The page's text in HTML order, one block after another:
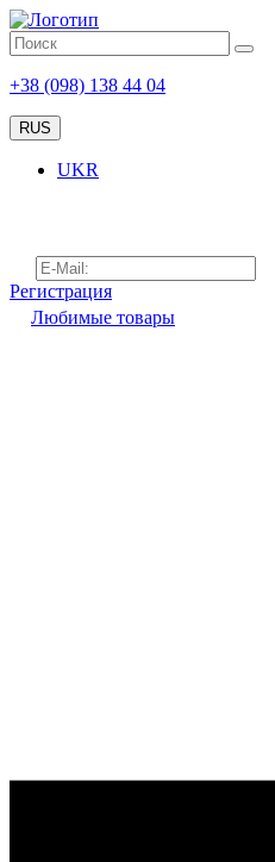
+38 (098) 138 44 04
RUS
UKR
Регистрация
Любимые товары